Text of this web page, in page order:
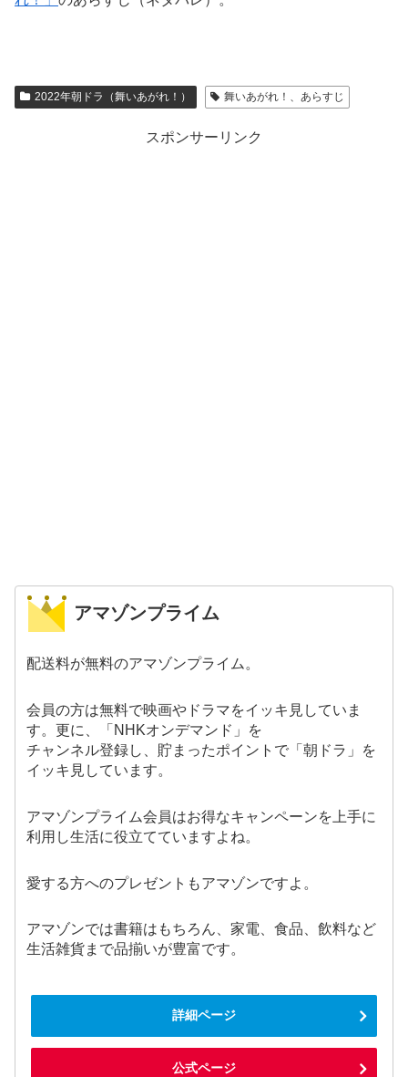
2022年朝ドラ（舞いあがれ！） 舞いあがれ！、あらすじ
スポンサーリンク
アマゾンプライム
配送料が無料のアマゾンプライム。
会員の方は無料で映画やドラマをイッキ見していま
す。更に、「NHKオンデマンド」を
チャンネル登録し、貯まったポイントで「朝ドラ」を
イッキ見しています。
アマゾンプライム会員はお得なキャンペーンを上手に
利用し生活に役立てていますよね。
愛する方へのプレゼントもアマゾンですよ。
アマゾンでは書籍はもちろん、家電、食品、飲料など
生活雑貨まで品揃いが豊富です。
詳細ページ
公式ページ